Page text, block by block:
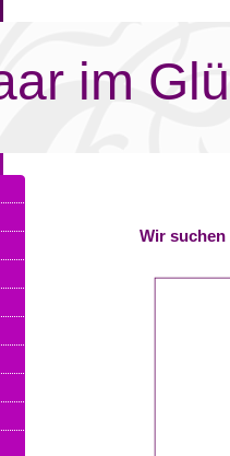
im
Wir suchen